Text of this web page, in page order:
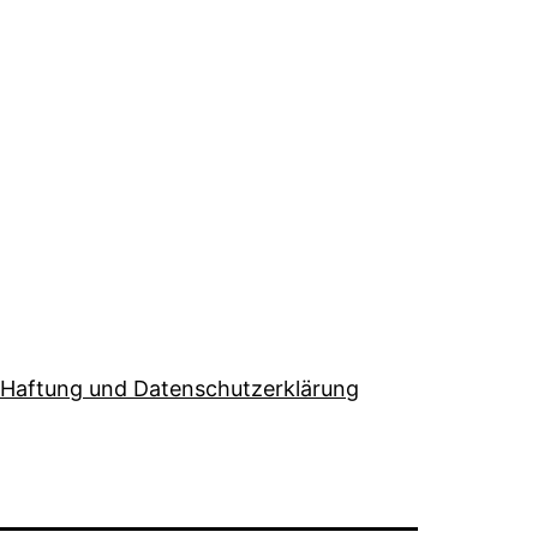
Haftung und Datenschutzerklärung